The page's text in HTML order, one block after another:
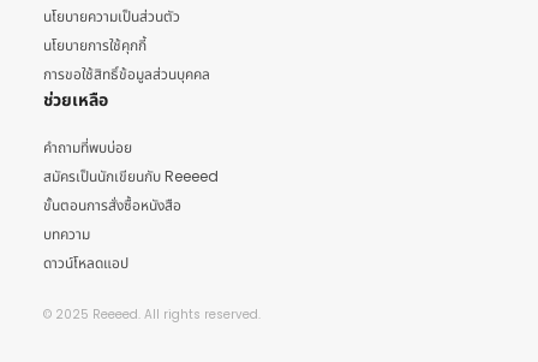
นโยบายความเป็นส่วนตัว
นโยบายการใช้คุกกี้
การขอใช้สิทธิ์ข้อมูลส่วนบุคคล
ช่วยเหลือ
คำถามที่พบบ่อย
สมัครเป็นนักเขียนกับ Reeeed
ขั้นตอนการสั่งซื้อหนังสือ
บทความ
ดาวน์โหลดแอป
© 2025 Reeeed. All rights reserved.